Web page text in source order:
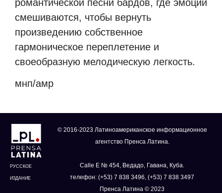
романтической песни бардов, где эмоции
смешиваются, чтобы вернуть
произведению собственное
гармоническое переплетение и
своеобразную мелодическую легкость.
мнп/амр
РУССКОЕ
ИЗДАНИЕ
© 2016-2023 Латиноамериканское информационное
агентство Пренса Латина.
Calle E № 454, Ведадо, Гавана, Куба.
телефон: (+53) 7 838 3496, (+53) 7 838 3497
Пренса Латина © 2023